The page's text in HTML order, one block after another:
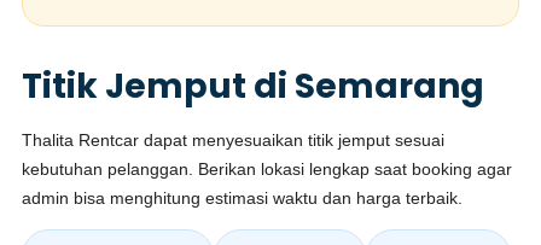
Titik Jemput di Semarang
Thalita Rentcar dapat menyesuaikan titik jemput sesuai
kebutuhan pelanggan. Berikan lokasi lengkap saat booking agar
admin bisa menghitung estimasi waktu dan harga terbaik.